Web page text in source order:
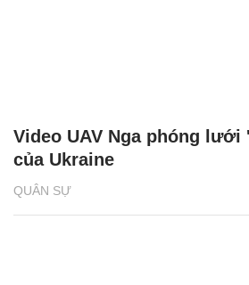
QUÂN SỰ
Video UAV Nga phóng lưới
của Ukraine